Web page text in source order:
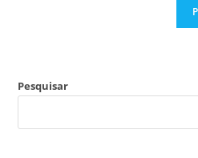
Pesquisar